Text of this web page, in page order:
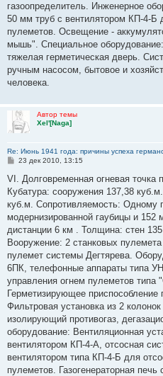
газоопределитель. Инженерное
50 мм труб с вентилятором КП-4-Б
пулеметов. Освещение -
мышь". Специальное
тяжелая герметическая дверь.
ручным насосом, бытовое и
человека.
Автор темы
Xel'[Naga]
Re: Июнь 1941 года: причины успеха
С
о
щ
е
и
е
23 дек 2010, 13:15
VI. Долговременная огневая
Кубатура: сооружения 137,38
куб.м. Сопротивляемость: Одному
модернизированной гаубицы и 152
дистанции 6 км . Толщина: стен
Вооружение: 2 станковых
пулемет системы Дегтярева.
6ПК, телефонные аппараты типа
управления огнем пулеметов
Герметизирующее
Фильтровая установка из 2
изолирующий противогаз,
оборудование: Вентиляционная
вентилятором КП-4-А, отсосная
вентилятором типа КП-4-Б для
пулеметов. Газогенераторная